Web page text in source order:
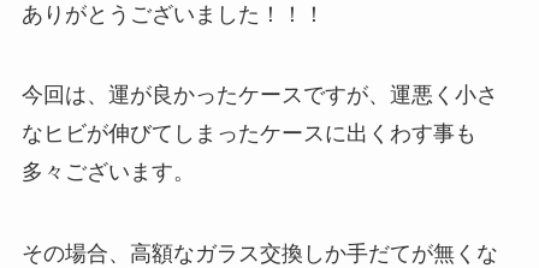
ありがとうございました！！！
今回は、運が良かったケースですが、運悪く小さ
なヒビが伸びてしまったケースに出くわす事も
多々ございます。
その場合、高額なガラス交換しか手だてが無くな